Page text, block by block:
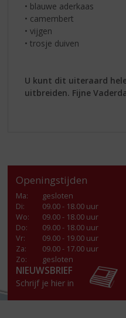
• blauwe aderkaas
• camembert
• vijgen
• trosje duiven
U kunt dit uiteraard
uitbreiden. Fijne
Openingstijden
Ma:
gesloten
Di:
09.00 - 18.00 uur
Wo:
09.00 - 18.00 uur
Do:
09.00 - 18.00 uur
Vr:
09.00 - 19.00 uur
Za:
09.00 - 17.00 uur
Zo:
gesloten
NIEUWSBRIEF
Schrijf je hier in